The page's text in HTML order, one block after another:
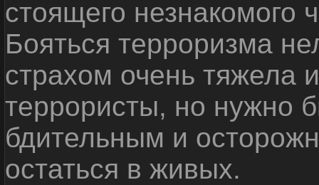
стоящего незнакомого
Бояться терроризма
страхом очень тяжела
террористы, но нужно
бдительным и
остаться в живых.